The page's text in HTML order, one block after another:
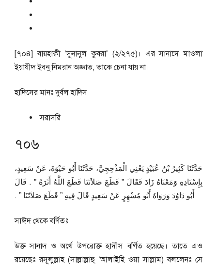
[৭০৪] বায়হাক্বী ‘সুনানুল কুবরা’ (২/২৭৫)। এর সানাদে মাওলা
ইয়াযীদ ইবনু নিমরান অজ্ঞাত, তাকে চেনা যায় না।
হাদিসের মানঃদুর্বল হাদিস
সরাসরি
৭০৬
حَدَّثَنَا كَثِيرُ بْنُ عُبَيْدٍ يَعْنِي الْمَذْحِجِيَّ، حَدَّثَنَا أَبُو حَيْوَةَ، عَنْ سَعِيدٍ،
بِإِسْنَادِهِ وَمَعْنَاهُ زَادَ فَقَالَ ‏”‏ قَطَعَ صَلاَتَنَا قَطَعَ اللَّهُ أَثَرَهُ ‏”‏ ‏.‏ قَالَ
أَبُو دَاوُدَ وَرَوَاهُ أَبُو مُسْهِرٍ عَنْ سَعِيدٍ قَالَ فِيهِ ‏”‏ قَطَعَ صَلاَتَنَا ‏”‏ ‏.‏
সাঈদ থেকে বর্ণিতঃ
উক্ত সানাদ ও অর্থে উপরোক্ত হাদীস বর্ণিত হয়েছে। তাতে এও
রয়েছেঃ রসূলুল্লাহ (সাল্লাল্লাহু ‘আলাইহি ওয়া সাল্লাম) বললেনঃ সে